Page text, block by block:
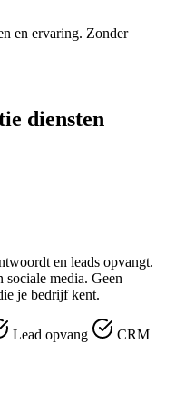
en ervaring. Zonder
diensten
en leads opvangt.
media. Geen
je bedrijf kent.
Lead opvang
CRM